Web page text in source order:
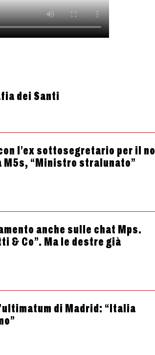
dei Santi
l’ex sottosegretario per il no
M5s, “Ministro stralunato”
anche sulle chat Mps.
& Co”. Ma le destre già
di Madrid: “Italia